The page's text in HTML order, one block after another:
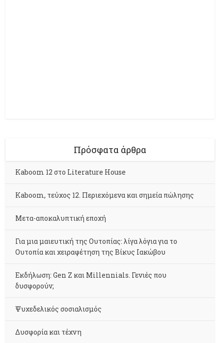
Πρόσφατα άρθρα
Kaboom 12 στο Literature House
Kaboom, τεύχος 12. Περιεχόμενα και σημεία πώλησης
Μετα-αποκαλυπτική εποχή
Για μια μαιευτική της Ουτοπίας: λίγα λόγια για το
Ουτοπία και χειραφέτηση της Βίκυς Ιακώβου
Εκδήλωση: Gen Z και Millennials. Γενιές που
δυσφορούν;
Ψυχεδελικός σοσιαλισμός
Δυσφορία και τέχνη